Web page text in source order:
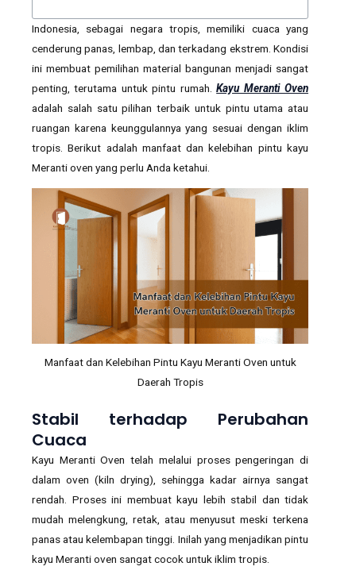
Indonesia, sebagai negara tropis, memiliki cuaca yang
cenderung panas, lembap, dan terkadang ekstrem. Kondisi
ini membuat pemilihan material bangunan menjadi sangat
penting, terutama untuk pintu rumah.Kayu Meranti Oven
adalah salah satu pilihan terbaik untuk pintu utama atau
ruangan karena keunggulannya yang sesuai dengan iklim
tropis. Berikut adalah manfaat dan kelebihan pintu kayu
Meranti oven yang perlu Anda ketahui.
Manfaat dan Kelebihan Pintu Kayu Meranti Oven untuk
Daerah Tropis
Stabil terhadap Perubahan
Cuaca
Kayu Meranti Oven telah melalui proses pengeringan di
dalam oven (kiln drying), sehingga kadar airnya sangat
rendah. Proses ini membuat kayu lebih stabil dan tidak
mudah melengkung, retak, atau menyusut meski terkena
panas atau kelembapan tinggi. Inilah yang menjadikan pintu
kayu Meranti oven sangat cocok untuk iklim tropis.